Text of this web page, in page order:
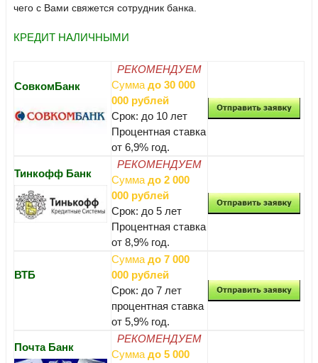
чего с Вами свяжется сотрудник банка.
КРЕДИТ НАЛИЧНЫМИ
СовкомБанк
РЕКОМЕНДУЕМ
Суммадо 30 000
000 рублей
Срок: до 10 лет
Процентная ставка
от 6,9% год.
Тинкофф Банк
РЕКОМЕНДУЕМ
Суммадо 2 000
000 рублей
Срок: до 5 лет
Процентная ставка
от 8,9% год.
ВТБ
Суммадо 7 000
000 рублей
Срок: до 7 лет
процентная ставка
от 5,9% год.
Почта Банк
РЕКОМЕНДУЕМ
Суммадо 5 000